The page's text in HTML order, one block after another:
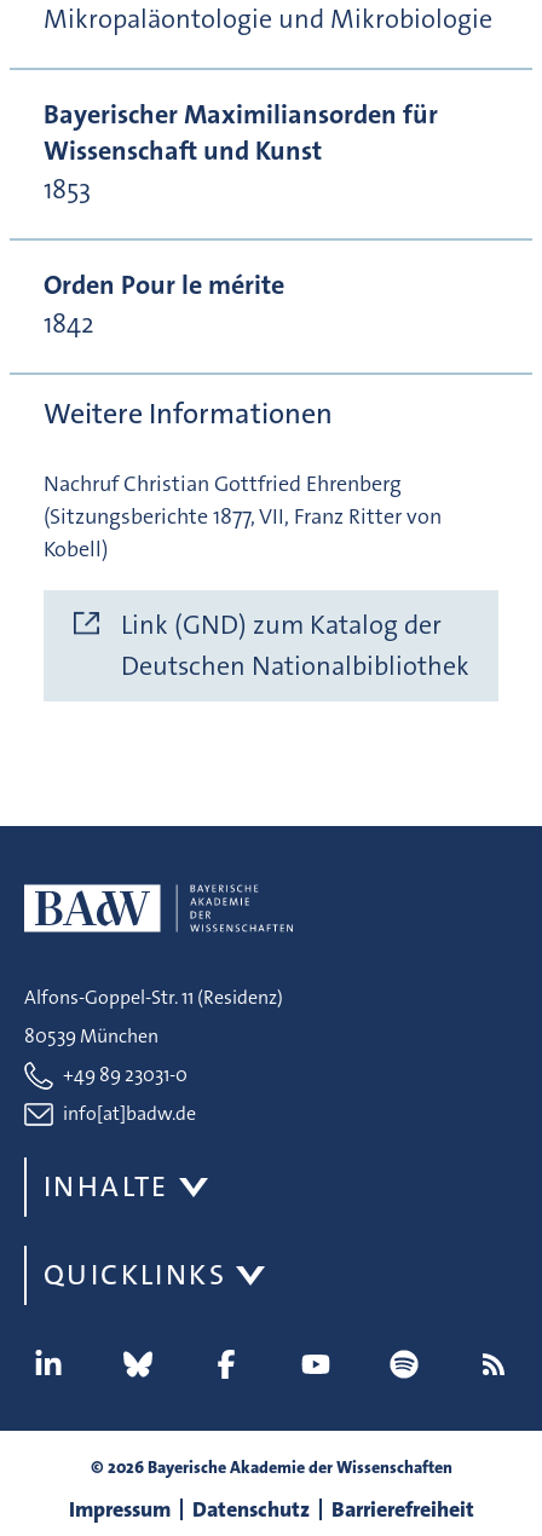
Mikropaläontologie und Mikrobiologie
Bayerischer Maximiliansorden für
Wissenschaft und Kunst
1853
Orden Pour le mérite
1842
Weitere Informationen
Nachruf Christian Gottfried Ehrenberg
(Sitzungsberichte 1877, VII, Franz Ritter von
Kobell)
Link (GND) zum Katalog der
Deutschen Nationalbibliothek
Alfons-Goppel-Str. 11 (Residenz)
80539 München
+49 89 23031-0
info[at]badw.de
INHALTE
QUICKLINKS
© 2026 Bayerische Akademie der Wissenschaften
Impressum Datenschutz Barrierefreiheit